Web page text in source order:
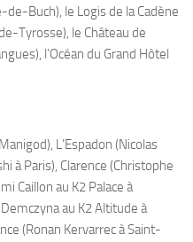
de-Buch), le Logis de la Cadène
Tyrosse), le Château de
l’Océan du Grand Hôtel
L’Espadon (Nicolas
à Paris), Clarence (Christophe
Caillon au K2 Palace à
au K2 Altitude à
(Ronan Kervarrec à Saint-